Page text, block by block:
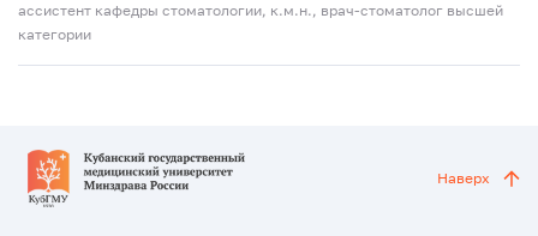
ассистент кафедры стоматологии, к.м.н., врач-стоматолог высшей
категории
Наверх